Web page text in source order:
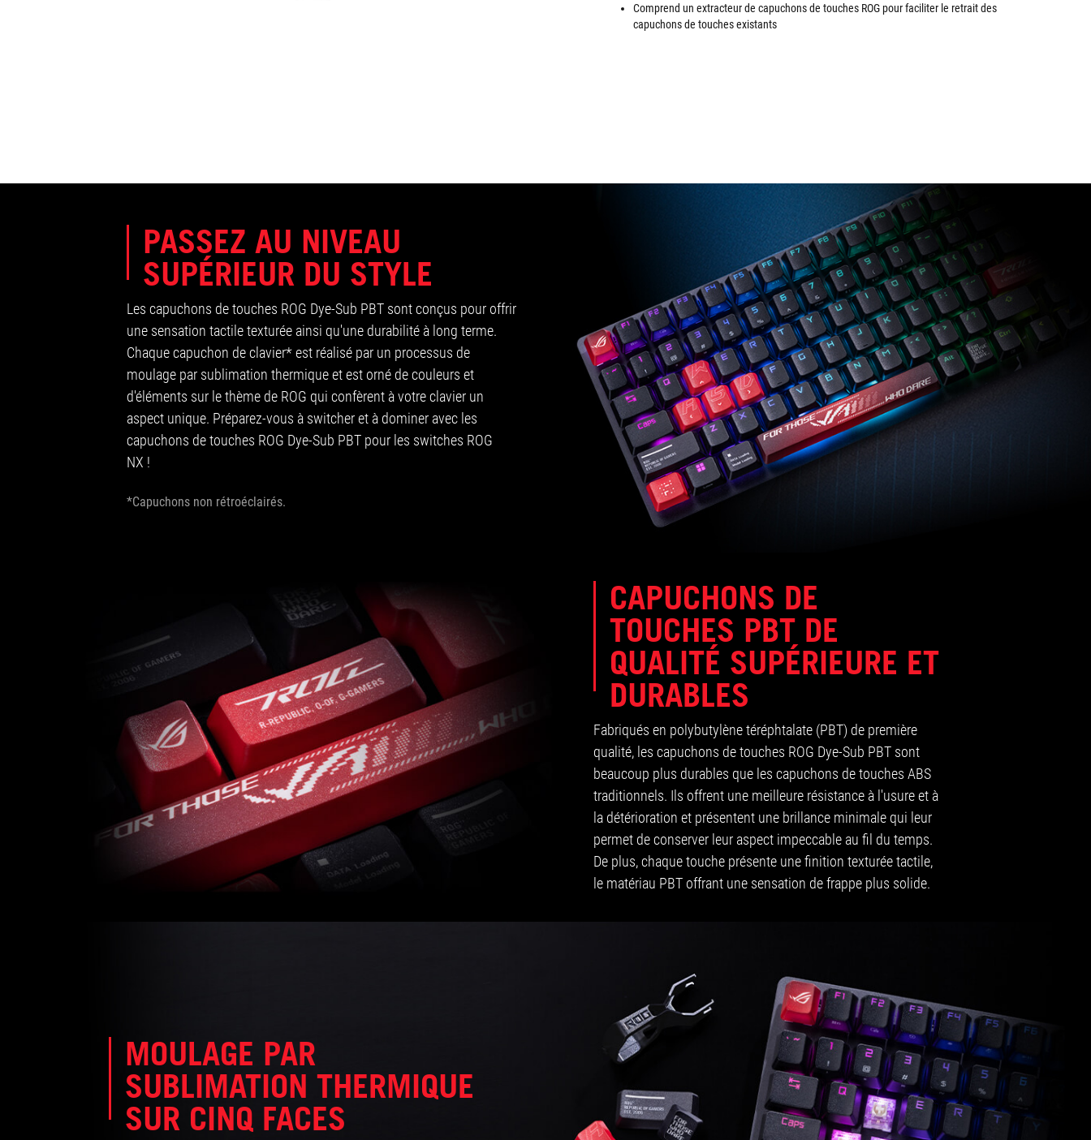
Comprend un extracteur de capuchons de touches ROG pour faciliter le retrait des
capuchons de touches existants
PASSEZ AU NIVEAU
SUPÉRIEUR DU STYLE
Les capuchons de touches ROG Dye-Sub PBT sont conçus pour offrir
une sensation tactile texturée ainsi qu'une durabilité à long terme.
Chaque capuchon de clavier* est réalisé par un processus de
moulage par sublimation thermique et est orné de couleurs et
d'éléments sur le thème de ROG qui confèrent à votre clavier un
aspect unique. Préparez-vous à switcher et à dominer avec les
capuchons de touches ROG Dye-Sub PBT pour les switches ROG
NX !
*Capuchons non rétroéclairés.
CAPUCHONS DE
TOUCHES PBT DE
QUALITÉ SUPÉRIEURE ET
DURABLES
Fabriqués en polybutylène téréphtalate (PBT) de première
qualité, les capuchons de touches ROG Dye-Sub PBT sont
beaucoup plus durables que les capuchons de touches ABS
traditionnels. Ils offrent une meilleure résistance à l'usure et à
la détérioration et présentent une brillance minimale qui leur
permet de conserver leur aspect impeccable au fil du temps.
De plus, chaque touche présente une finition texturée tactile,
le matériau PBT offrant une sensation de frappe plus solide.
MOULAGE PAR
SUBLIMATION THERMIQUE
SUR CINQ FACES